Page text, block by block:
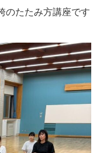
のたたみ方講座です